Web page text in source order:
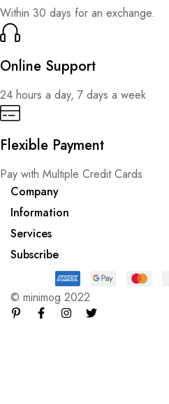
Within 30 days for an exchange.
Online Support
24 hours a day, 7 days a week
Flexible Payment
Pay with Multiple Credit Cards
Company
Information
Services
Subscribe
© minimog 2022